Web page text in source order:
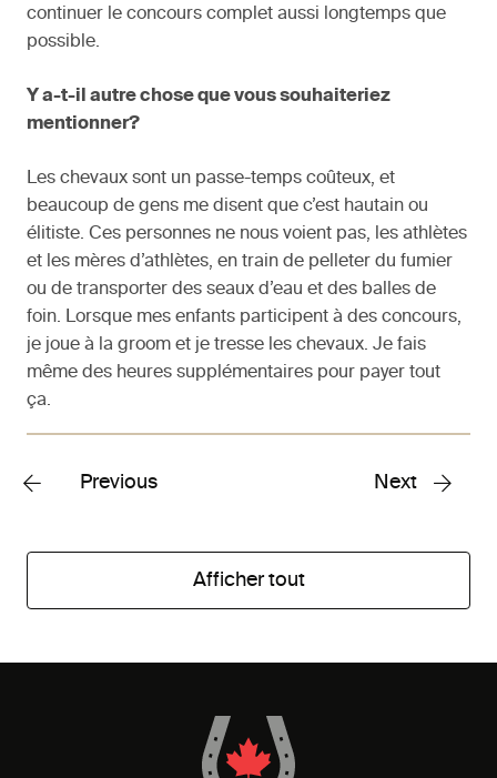
continuer le concours complet aussi longtemps que
possible.
Y a-t-il autre chose que vous souhaiteriez
mentionner?
Les chevaux sont un passe-temps coûteux, et
beaucoup de gens me disent que c’est hautain ou
élitiste. Ces personnes ne nous voient pas, les athlètes
et les mères d’athlètes, en train de pelleter du fumier
ou de transporter des seaux d’eau et des balles de
foin. Lorsque mes enfants participent à des concours,
je joue à la groom et je tresse les chevaux. Je fais
même des heures supplémentaires pour payer tout
ça.
Previous Next
Afficher tout